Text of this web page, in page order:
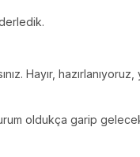
Hayır, hazırlanıyoruz,
oldukça garip